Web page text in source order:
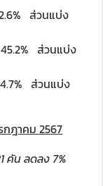
ส่วนแบ่ง
ส่วนแบ่ง
ส่วนแบ่ง
กฎาคม2567
คัน ลดลง 7%